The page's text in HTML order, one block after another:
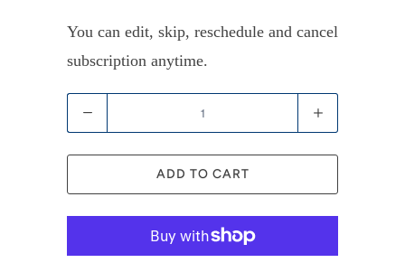
You can edit, skip, reschedule and cancel
subscription anytime.
ADD TO CART